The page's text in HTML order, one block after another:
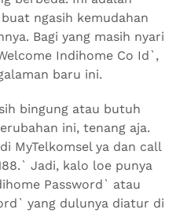
ngasih kemudahan
Bagi yang masih nyari
Indihome Co Id`,
baru ini.
bingung atau butuh
ini, tenang aja.
MyTelkomsel ya dan call
Jadi, kalo loe punya
Password` atau
yang dulunya diatur di